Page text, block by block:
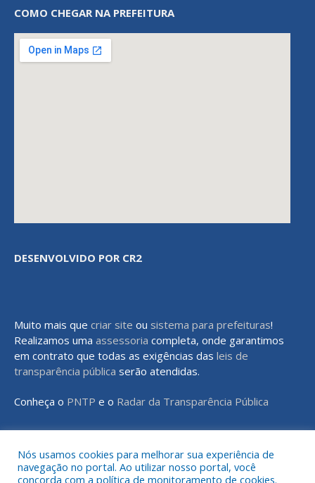
COMO CHEGAR NA PREFEITURA
DESENVOLVIDO POR CR2
Muito mais que criar site ou sistema para prefeituras!
Realizamos uma assessoria completa, onde garantimos
em contrato que todas as exigências das leis de
transparência pública serão atendidas.
Conheça o PNTP e o Radar da Transparência Pública
Todos os direitos reservados a Prefeitura Municipal de Rondon do
Nós usamos cookies para melhorar sua experiência de
navegação no portal. Ao utilizar nosso portal, você
concorda com a política de monitoramento de cookies.